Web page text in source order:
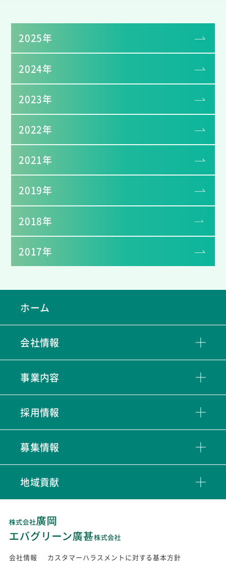
2025年
2024年
2023年
2022年
2021年
2019年
2018年
2017年
ホーム
会社情報
事業内容
採用情報
募集情報
地域貢献
会社情報 カスタマーハラスメントに対する基本方針